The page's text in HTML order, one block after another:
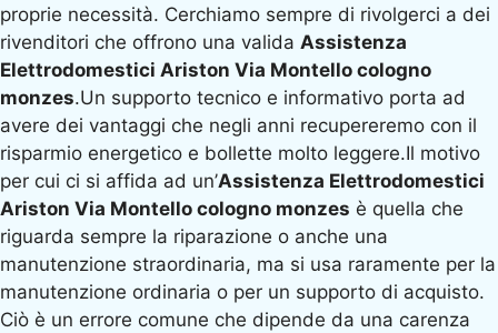
proprie necessità. Cerchiamo sempre di rivolgerci a dei
rivenditori che offrono una valida Assistenza
Elettrodomestici Ariston Via Montello cologno
monzes.Un supporto tecnico e informativo porta ad
avere dei vantaggi che negli anni recupereremo con il
risparmio energetico e bollette molto leggere.Il motivo
per cui ci si affida ad un’Assistenza Elettrodomestici
Ariston Via Montello cologno monzes è quella che
riguarda sempre la riparazione o anche una
manutenzione straordinaria, ma si usa raramente per la
manutenzione ordinaria o per un supporto di acquisto.
Ciò è un errore comune che dipende da una carenza